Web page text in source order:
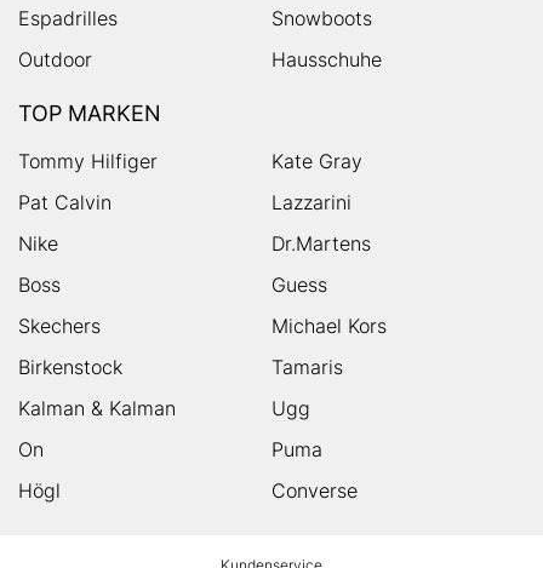
Espadrilles
Snowboots
Outdoor
Hausschuhe
TOP MARKEN
Tommy Hilfiger
Kate Gray
Pat Calvin
Lazzarini
Nike
Dr.Martens
Boss
Guess
Skechers
Michael Kors
Birkenstock
Tamaris
Kalman & Kalman
Ugg
On
Puma
Högl
Converse